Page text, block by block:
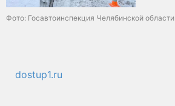
Фото: Госавтоинспекция Челябинской области
dostup1.ru